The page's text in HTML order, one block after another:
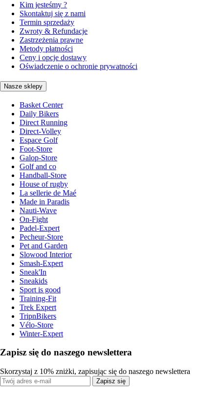
Kim jesteśmy ?
Skontaktuj się z nami
Termin sprzedaży
Zwroty & Refundacje
Zastrzeżenia prawne
Metody płatności
Ceny i opcje dostawy
Oświadczenie o ochronie prywatności
Nasze sklepy
Basket Center
Daily Bikers
Direct Running
Direct-Volley
Espace Golf
Foot-Store
Galop-Store
Golf and co
Handball-Store
House of rugby
La sellerie de Maé
Made in Paradis
Nauti-Wave
On-Fight
Padel-Expert
Pecheur-Store
Pet and Garden
Slowood Interior
Smash-Expert
Sneak'In
Sneakids
Sport is good
Training-Fit
Trek Expert
TripnBikers
Vélo-Store
Winter-Expert
Zapisz się do naszego newslettera
Skorzystaj z 10% zniżki, zapisując się do naszego newslettera
Zapisz się